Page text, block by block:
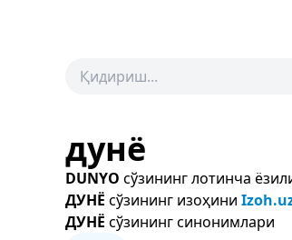
дунё
DUNYO сўзининг лотинча
ДУНЁ сўзининг изоҳини
ДУНЁ сўзининг синонимлари